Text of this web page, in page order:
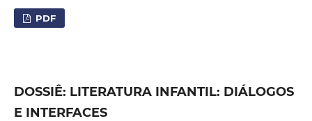
PDF
DOSSIÊ: LITERATURA INFANTIL: DIÁLOGOS
E INTERFACES